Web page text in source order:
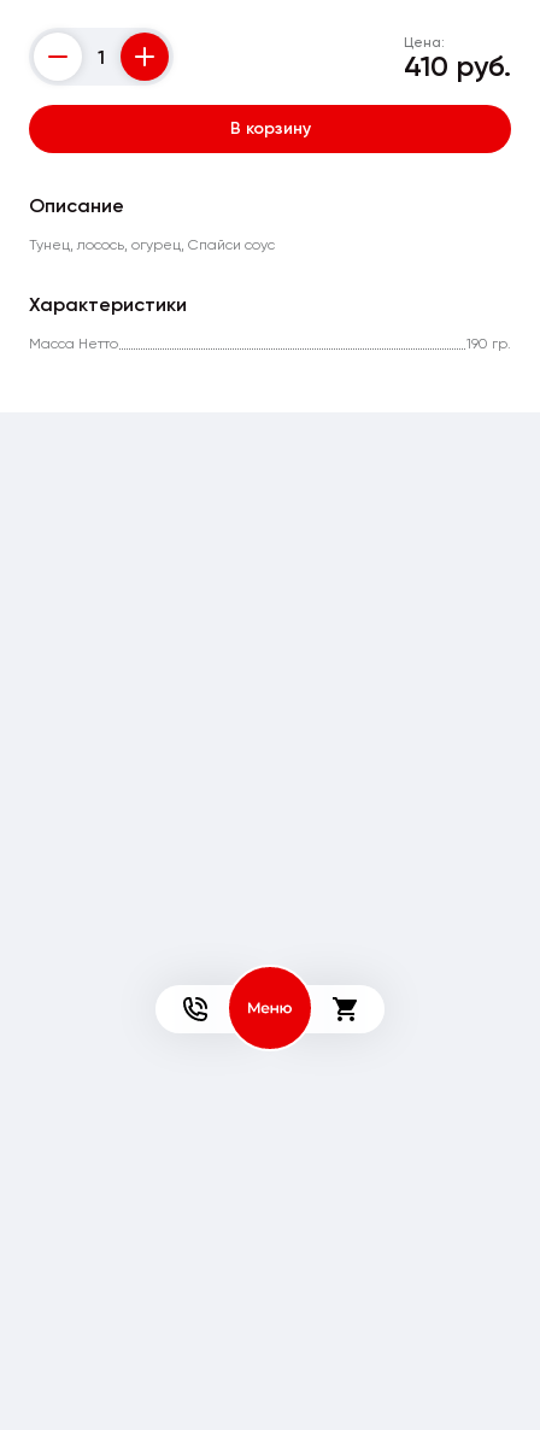
Counter
Цена:
410 руб.
В корзину
Описание
Тунец, лосось, огурец, Спайси соус
Характеристики
Масса Нетто 190 гр.